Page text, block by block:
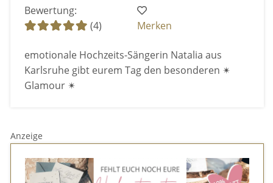
Bewertung:
(4)
Merken
emotionale Hochzeits-Sängerin Natalia aus
Karlsruhe gibt eurem Tag den besonderen ✴
Glamour ✴
Anzeige